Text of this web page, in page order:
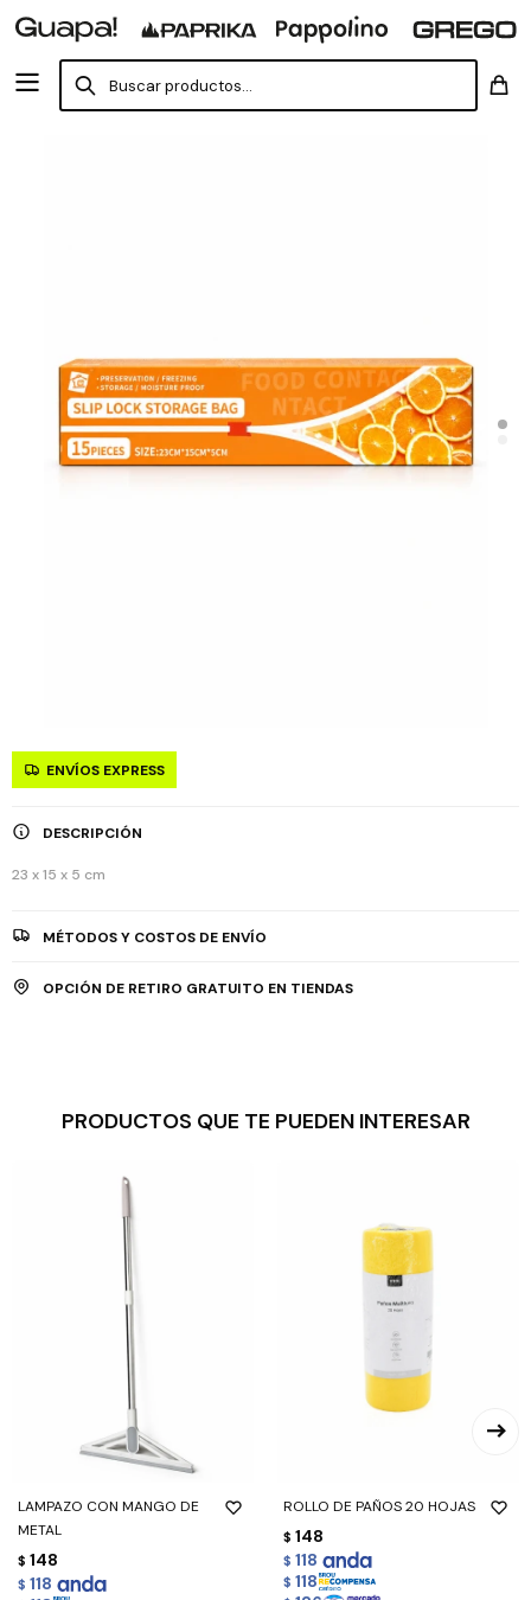
ENVÍOS EXPRESS
DESCRIPCIÓN
23 x 15 x 5 cm
MÉTODOS Y COSTOS DE ENVÍO
OPCIÓN DE RETIRO GRATUITO EN TIENDAS
PRODUCTOS QUE TE PUEDEN INTERESAR
LAMPAZO CON MANGO DE
METAL
$ 148
$ 118
ROLLO DE PAÑOS 20 HOJAS
$ 148
$ 118
$ 118